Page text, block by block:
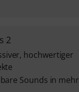
2
hochwertiger
Sounds in mehr